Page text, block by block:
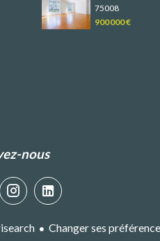
75008
900 000 €
nous
Changer ses